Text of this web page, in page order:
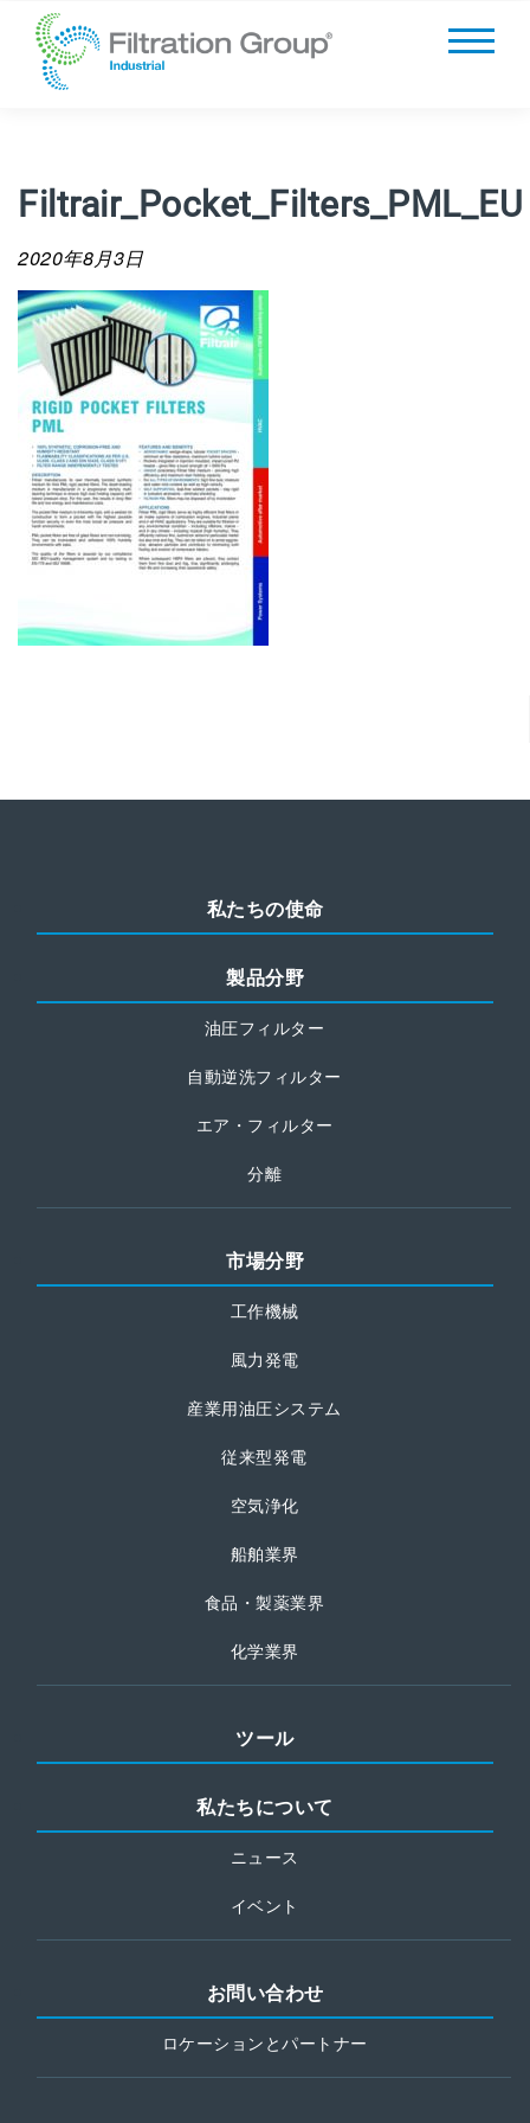
Filtrair_Pocket_Filters_PML_EU
2020年8月3日
私たちの使命
製品分野
油圧フィルター
自動逆洗フィルター
エア・フィルター
分離
市場分野
工作機械
風力発電
産業用油圧システム
従来型発電
空気浄化
船舶業界
食品・製薬業界
化学業界
ツール
私たちについて
ニュース
イベント
お問い合わせ
ロケーションとパートナー